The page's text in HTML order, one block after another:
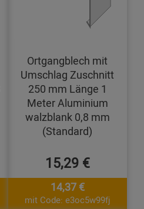
Ortgangblech mit
Umschlag Zuschnitt
250 mm Länge 1
Meter Aluminium
walzblank 0,8 mm
(Standard)
15,29 €
14,37 €
mit Code: e3oc5w99fj